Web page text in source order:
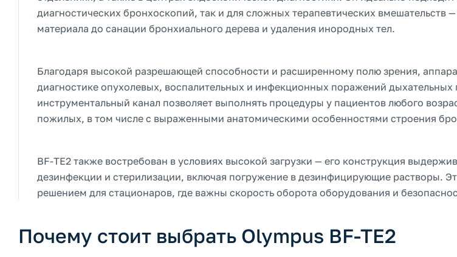
диагностических бронхоскопий, так и для сложных терапевтических вмешательств
материала до санации бронхиального дерева и удаления инородных тел.
Благодаря высокой разрешающей способности и расширенному полю зрения,
диагностике опухолевых, воспалительных и инфекционных поражений
инструментальный канал позволяет выполнять процедуры у пациентов любого
пожилых, в том числе с выраженными анатомическими особенностями строения
BF-TE2 также востребован в условиях высокой загрузки — его конструкция
дезинфекции и стерилизации, включая погружение в дезинфицирующие растворы.
решением для стационаров, где важны скорость оборота оборудования и
Почему стоит выбрать Olympus BF-TE2